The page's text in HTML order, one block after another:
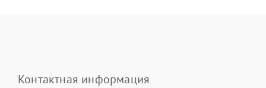
Контактная информация